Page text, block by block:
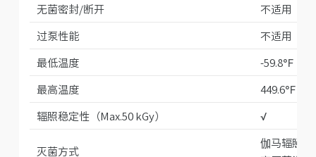
无菌密封/断开
不适用
过泵性能
不适用
最低温度
-59.8℉ | -
最高温度
449.6℉ |
辐照稳定性（Max.50 kGy） √
灭菌方式
伽马辐照